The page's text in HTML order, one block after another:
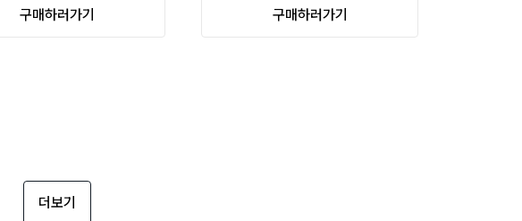
구매하러가기 구매하러가기
더보기